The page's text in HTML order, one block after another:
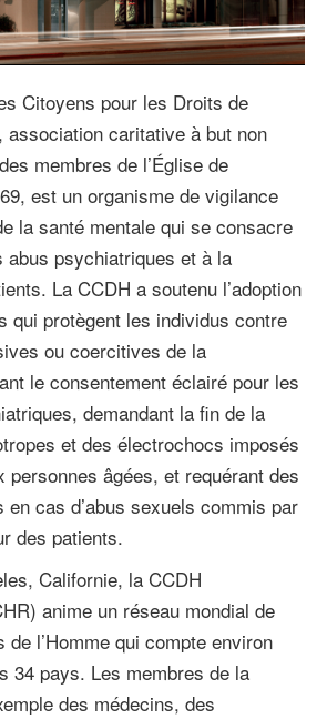
Video
Citoyens pour les Droits de
association caritative à but non
membres de l’Église de
est un organisme de vigilance
la santé mentale qui se consacre
abus psychiatriques et à la
La CCDH a soutenu l’adoption
qui protègent les individus contre
ou coercitives de la
le consentement éclairé pour les
demandant la fin de la
et des électrochocs imposés
personnes âgées, et requérant des
cas d’abus sexuels commis par
des patients.
Californie, la CCDH
anime un réseau mondial de
l’Homme qui compte environ
34 pays. Les membres de la
des médecins, des